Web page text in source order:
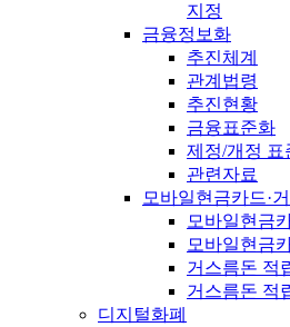
지정
금융정보화
추진체계
관계법령
추진현황
금융표준화
제정/개정 표
관련자료
모바일현금카드·
모바일현금
모바일현금
거스름돈 적
거스름돈 적
디지털화폐